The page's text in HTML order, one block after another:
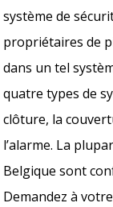
système de
propriétaires de
dans un tel
quatre types de
clôture, la
l’alarme. La
Belgique sont
Demandez à